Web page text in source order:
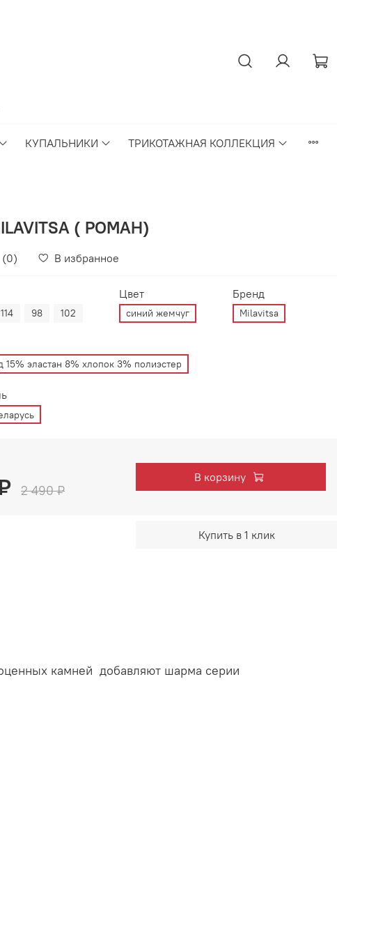
КУПАЛЬНИКИ ТРИКОТАЖНАЯ КОЛЛЕКЦИЯ
( РОМАН)
(0) В избранное
114 98 102
Цвет
синий жемчуг
Бренд
Milavitsa
эластан 8% хлопок 3% полиэстер
2 490 ₽
В корзину
Купить в 1 клик
камней добавляют шарма серии